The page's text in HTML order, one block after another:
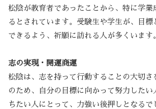
松陰が教育者であったことから、特に学業
るとされています。受験生や学生が、目標
できるよう、祈願に訪れる人が多くいます
志の実現・開運商運
松陰は、志を持って行動することの大切さ
のため、自分の目標に向かって努力したい
ちたい人にとって、力強い後押しとなるで